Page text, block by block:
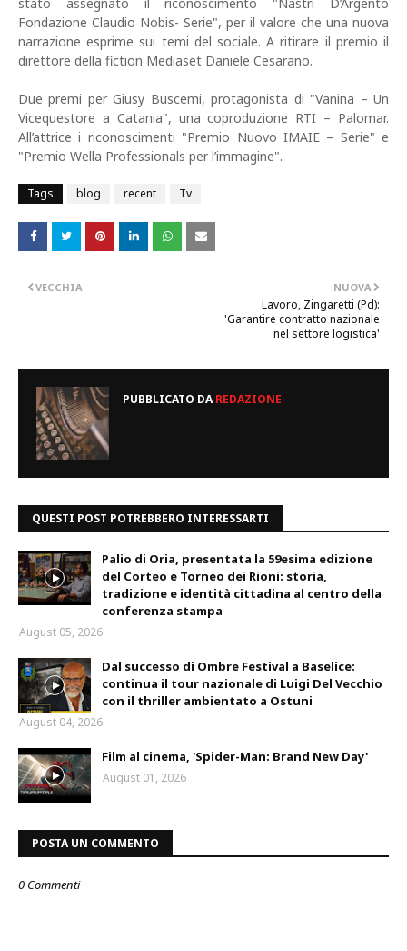
Fondazione Claudio Nobis- Serie", per il valore che una nuova
narrazione esprime sui temi del sociale. A ritirare il premio il
direttore della fiction Mediaset Daniele Cesarano.
Due premi per Giusy Buscemi, protagonista di "Vanina – Un
Vicequestore a Catania", una coproduzione RTI – Palomar.
All’attrice i riconoscimenti "Premio Nuovo IMAIE – Serie" e
"Premio Wella Professionals per l’immagine".
Tags blog recent Tv
NUOVA
Lavoro, Zingaretti (Pd):
'Garantire contratto nazionale
nel settore logistica'
VECCHIA
PUBBLICATO DAREDAZIONE
QUESTI POST POTREBBERO INTERESSARTI
Palio di Oria, presentata la 59esima edizione
del Corteo e Torneo dei Rioni: storia,
tradizione e identità cittadina al centro della
conferenza stampa
August 05, 2026
Dal successo di Ombre Festival a Baselice:
continua il tour nazionale di Luigi Del Vecchio
con il thriller ambientato a Ostuni
August 04, 2026
Film al cinema, 'Spider-Man: Brand New Day'
August 01, 2026
POSTA UN COMMENTO
0 Commenti